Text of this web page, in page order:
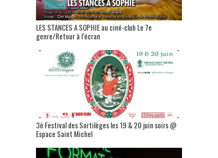
LES STANCES A SOPHIE au ciné-club Le 7e
genre/Retour à l’écran
3è Festival des Sortilèges les 19 & 20 juin soirs @
Espace Saint Michel